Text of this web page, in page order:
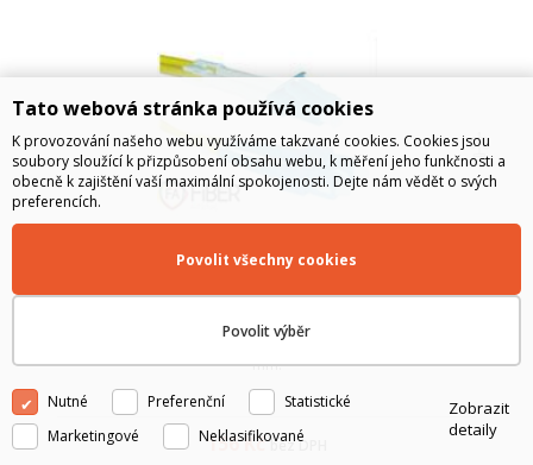
Optický patchcord 2m, singlmod 09/125, simplexní, LC/SC, 1x3
mm.
156Kč bez DPH
Tato webová stránka používá cookies
K provozování našeho webu využíváme takzvané cookies. Cookies jsou
soubory sloužící k přizpůsobení obsahu webu, k měření jeho funkčnosti a
obecně k zajištění vaší maximální spokojenosti. Dejte nám vědět o svých
preferencích.
Povolit výběr
Povolit všechny cookies
Nutné Preferenční
Statistické
Marketingové
Neklasifikované
Zobrazit
detaily